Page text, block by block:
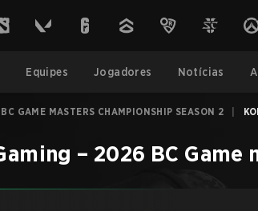
Equipes Jogadores Notícias
GAME MASTERS CHAMPIONSHIP SEASON 2
– 2026 BC Game